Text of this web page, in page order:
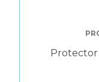
Protector